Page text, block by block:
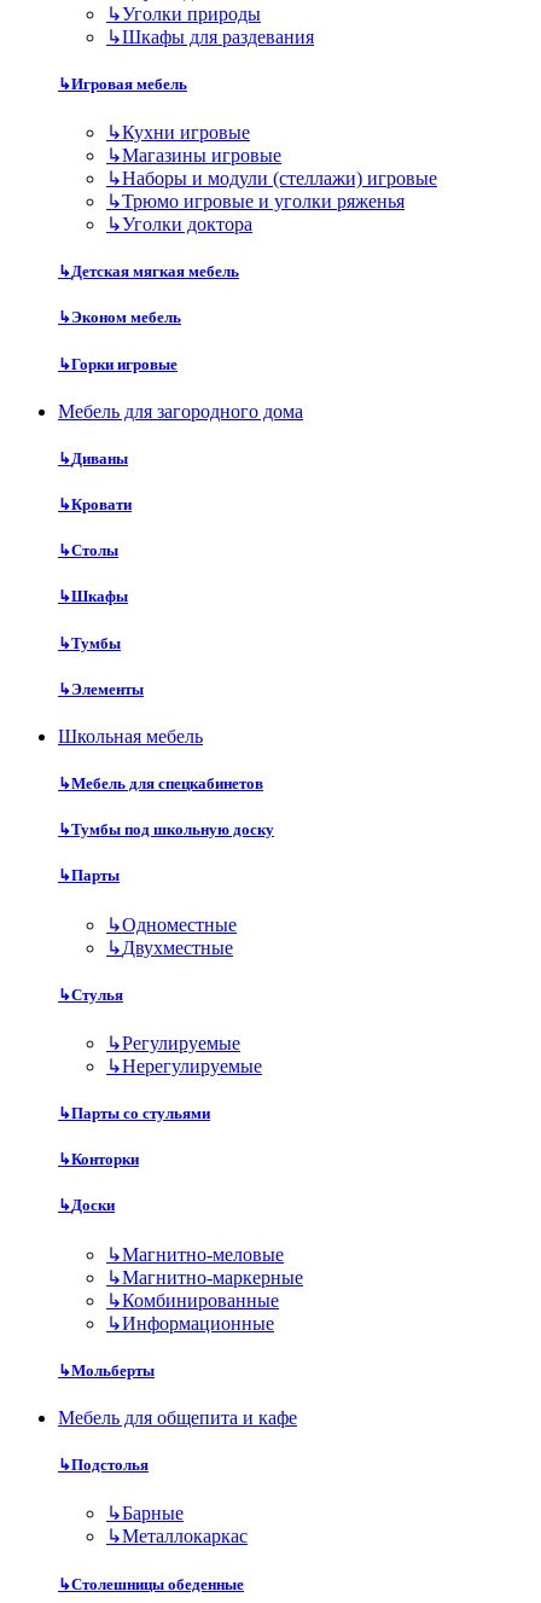
↳Уголки природы
↳Шкафы для раздевания
↳Игровая мебель
↳Кухни игровые
↳Магазины игровые
↳Наборы и модули (стеллажи) игровые
↳Трюмо игровые и уголки ряженья
↳Уголки доктора
↳Детская мягкая мебель
↳Эконом мебель
↳Горки игровые
Мебель для загородного дома
↳Диваны
↳Кровати
↳Столы
↳Шкафы
↳Тумбы
↳Элементы
Школьная мебель
↳Мебель для спецкабинетов
↳Тумбы под школьную доску
↳Парты
↳Одноместные
↳Двухместные
↳Стулья
↳Регулируемые
↳Нерегулируемые
↳Парты со стульями
↳Конторки
↳Доски
↳Магнитно-меловые
↳Магнитно-маркерные
↳Комбинированные
↳Информационные
↳Мольберты
Мебель для общепита и кафе
↳Подстолья
↳Барные
↳Металлокаркас
↳Столешницы обеденные